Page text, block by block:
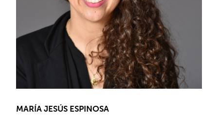
MARÍA JESÚS ESPINOSA